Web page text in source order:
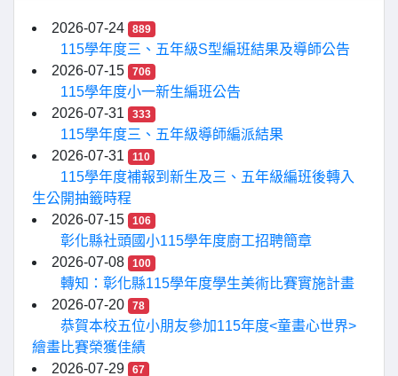
2026-07-24 889
115學年度三、五年級S型編班結果及導師公告
2026-07-15
706
115學年度小一新生編班公告
2026-07-31
333
115學年度三、五年級導師編派結果
2026-07-31
110
115學年度補報到新生及三、五年級編班後轉入
生公開抽籤時程
2026-07-15
106
彰化縣社頭國小115學年度廚工招聘簡章
2026-07-08
100
轉知：彰化縣115學年度學生美術比賽實施計畫
2026-07-20
78
恭賀本校五位小朋友參加115年度<童畫心世界>
繪畫比賽榮獲佳績
2026-07-29
67